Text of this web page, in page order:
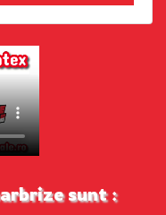
sunt :